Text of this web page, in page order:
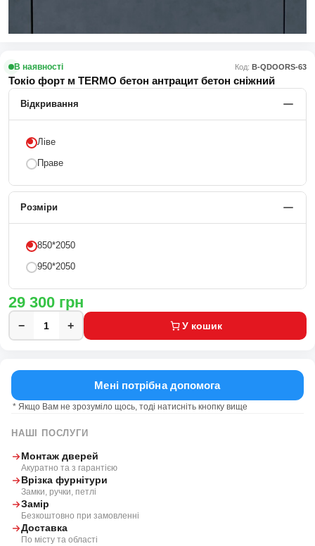
В наявності Код: В-QDOORS-63
Токіо форт м TERMO бетон антрацит бетон сніжний
Відкривання
Ліве
Праве
Розміри
850*2050
950*2050
29 300 грн
− + У кошик
Мені потрібна допомога
* Якщо Вам не зрозуміло щось, тоді натисніть кнопку вище
НАШІ ПОСЛУГИ
Монтаж дверей
Акуратно та з гарантією
Врізка фурнітури
Замки, ручки, петлі
Замір
Безкоштовно при замовленні
Доставка
По місту та області